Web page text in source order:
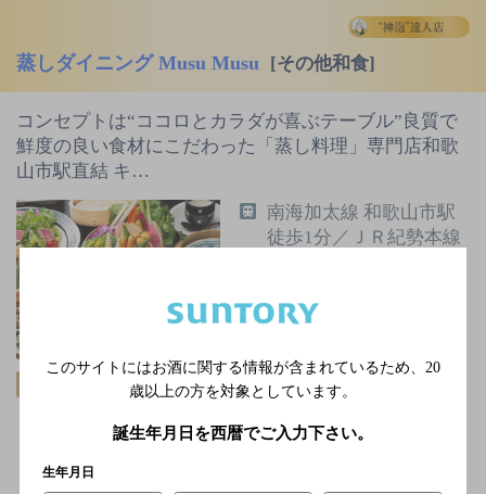
蒸しダイニング Musu Musu [その他和食]
コンセプトは“ココロとカラダが喜ぶテーブル”良質で
鮮度の良い食材にこだわった「蒸し料理」専門店和歌
山市駅直結 キ…
南海加太線 和歌山市駅
徒歩1分／ＪＲ紀勢本線
始のご予約はお電話で
※定休日はキーノ和歌
山に準じます
2,000円以上～3,000円未
満
このサイトにはお酒に関する情報が含まれているため、 20
歳以上の方を対象としています。
誕生年月日を西暦でご入力下さい。
生年月日